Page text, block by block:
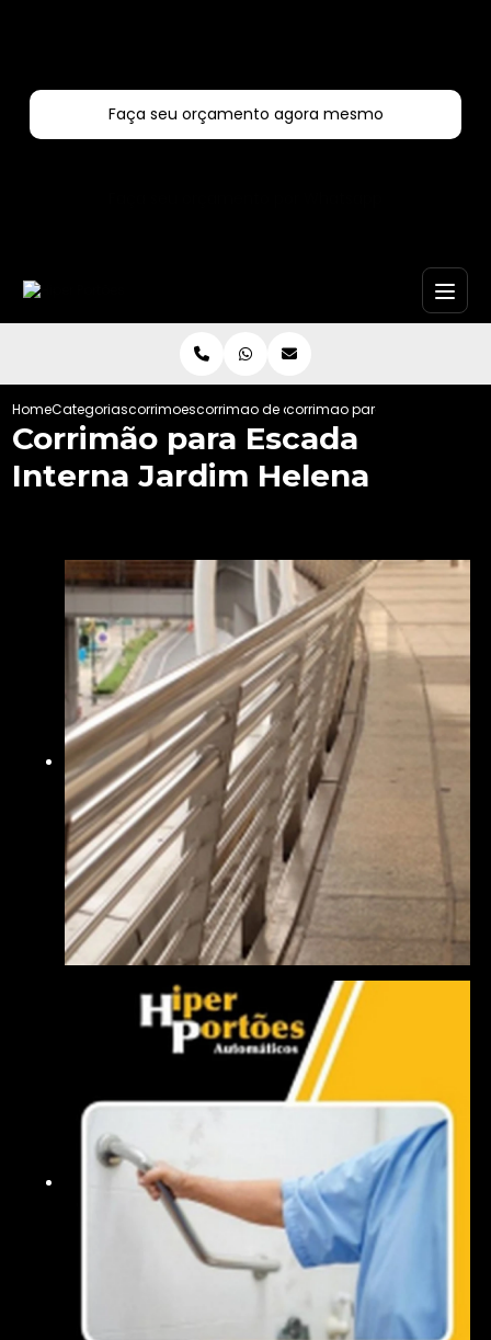
Faça seu orçamento agora mesmo
HomeCategoriascorrimoescorrimao de aluminiocorrimao para escada
Corrimão para Escada
Interna Jardim Helena